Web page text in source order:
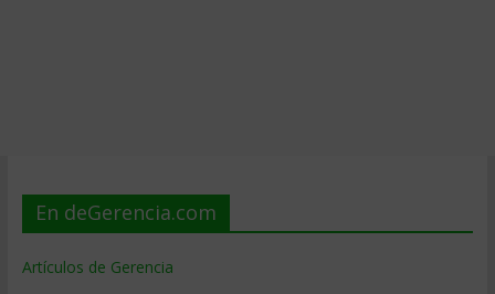
En deGerencia.com
Artículos de Gerencia